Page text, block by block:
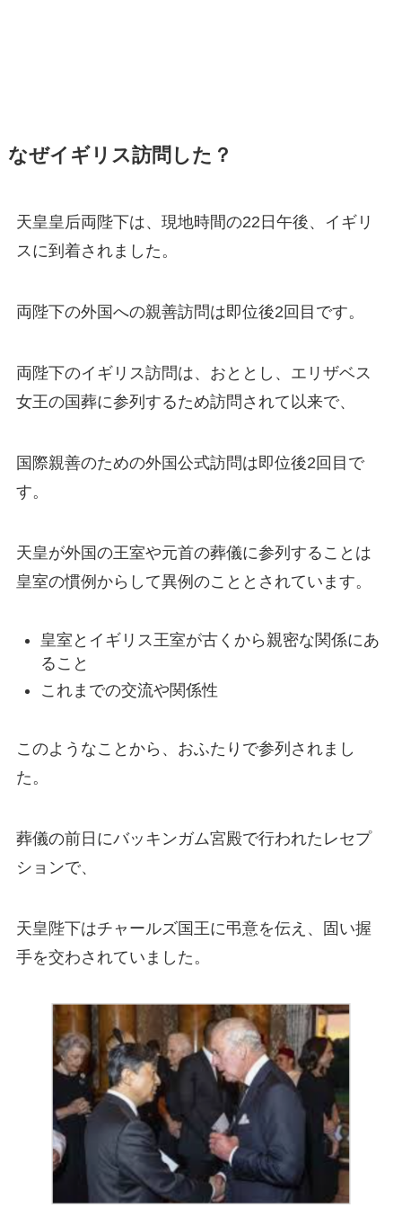
なぜイギリス訪問した？
天皇皇后両陛下は、現地時間の22日午後、イギリ
スに到着されました。
両陛下の外国への親善訪問は即位後2回目です。
両陛下のイギリス訪問は、おととし、エリザベス
女王の国葬に参列するため訪問されて以来で、
国際親善のための外国公式訪問は即位後2回目で
す。
天皇が外国の王室や元首の葬儀に参列することは
皇室の慣例からして異例のこととされています。
皇室とイギリス王室が古くから親密な関係にあ
ること
これまでの交流や関係性
このようなことから、おふたりで参列されまし
た。
葬儀の前日にバッキンガム宮殿で行われたレセプ
ションで、
天皇陛下はチャールズ国王に弔意を伝え、固い握
手を交わされていました。